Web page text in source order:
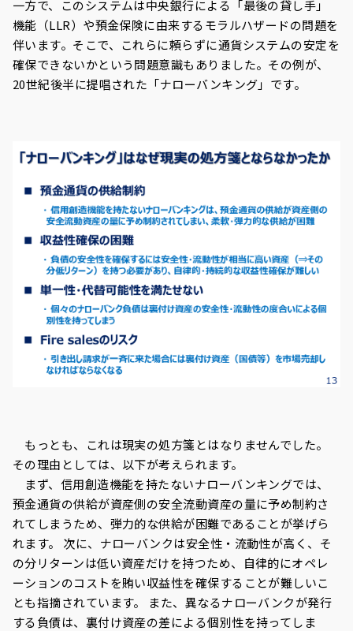
一方で、このシステムは中央銀行による「最後の貸し手」
機能（LLR）や預金保険に由来するモラルハザードの問題を
伴います。そこで、これらに頼らずに通貨システムの安定を
確保できないかという問題意識もありました。その例が、
20世紀後半に提唱された「ナローバンキング」です。
もっとも、これは現実の処方箋とはなりませんでした。
その理由としては、以下が考えられます。
まず、信用創造機能を持たないナローバンキングでは、
預金通貨の供給が資産側の安全流動資産の量に予め制約さ
れてしまうため、弾力的な供給が困難であることが挙げら
れます。 次に、ナローバンクは安全性・流動性が高く、そ
の分リターンは低い資産だけを持つため、自律的にオペレ
ーションのコストを賄い収益性を確保することが難しいこ
とも指摘されています。 また、異なるナローバンクが発行
する負債は、裏付け資産の差による個別性を持ってしま